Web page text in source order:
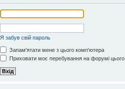
Я забув свій пароль
Запам'ятати мене з цього комп'ютера
Приховати моє перебування на форумі